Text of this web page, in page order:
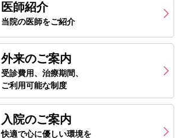
医師紹介
当院の医師をご紹介
外来のご案内
受診費用、治療期間、
ご利用可能な制度
入院のご案内
快適で心に優しい環境を